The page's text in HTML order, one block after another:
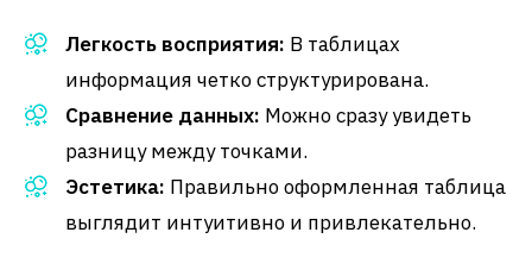
Легкость восприятия: В таблицах
информация четко структурирована.
Сравнение данных: Можно сразу увидеть
разницу между точками.
Эстетика: Правильно оформленная таблица
выглядит интуитивно и привлекательно.